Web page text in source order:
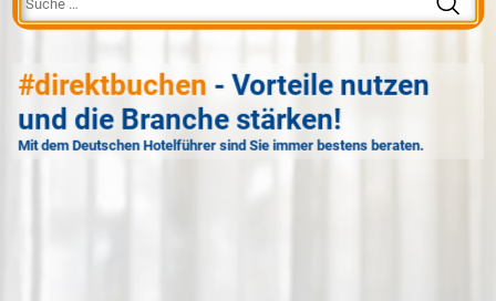
#direktbuchen - Vorteile nutzen
und die Branche stärken!
Mit dem Deutschen Hotelführer sind Sie immer bestens beraten.